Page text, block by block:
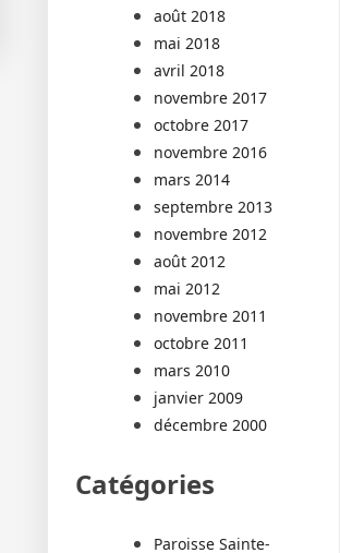
août 2018
mai 2018
avril 2018
novembre 2017
octobre 2017
novembre 2016
mars 2014
septembre 2013
novembre 2012
août 2012
mai 2012
novembre 2011
octobre 2011
mars 2010
janvier 2009
décembre 2000
Catégories
Paroisse Sainte-